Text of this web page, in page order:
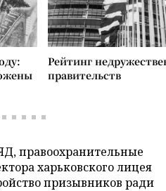
Рейтинг
правительств
правоохранительные
харьковского лицея
призывников ради